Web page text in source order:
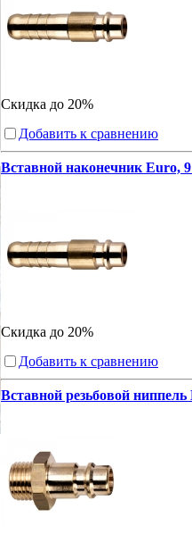
Скидка до 20%
Добавить к сравнению
Вставной наконечник Euro,
Скидка до 20%
Добавить к сравнению
Вставной резьбовой